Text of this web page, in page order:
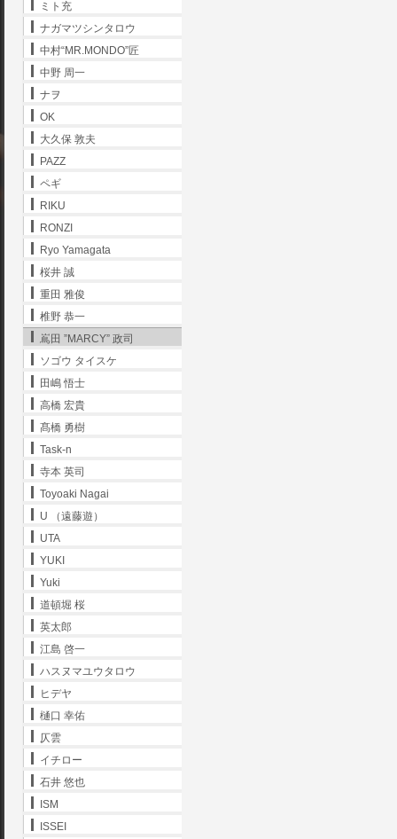
ミト充
ナガマツシンタロウ
中村“MR.MONDO”匠
中野 周一
ナヲ
OK
大久保 敦夫
PAZZ
ペギ
RIKU
RONZI
Ryo Yamagata
桜井 誠
重田 雅俊
椎野 恭一
嶌田 ”MARCY” 政司
ソゴウ タイスケ
田嶋 悟士
高橋 宏貴
髙橋 勇樹
Task-n
寺本 英司
Toyoaki Nagai
U （遠藤遊）
UTA
YUKI
Yuki
道頓堀 桜
英太郎
江島 啓一
ハスヌマユウタロウ
ヒデヤ
樋口 幸佑
仄雲
イチロー
石井 悠也
ISM
ISSEI